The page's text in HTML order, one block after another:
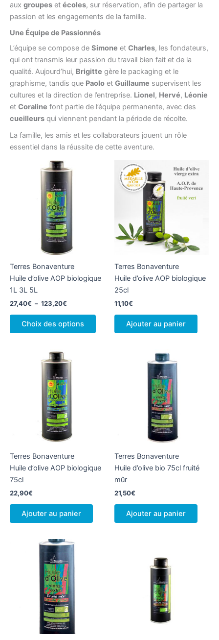
aux groupes et écoles, sur réservation, afin de partager la
passion et les engagements de la famille.
Une Équipe de Passionnés
L’équipe se compose de Simone et Charles, les fondateurs,
qui ont transmis leur passion du travail bien fait et de la
qualité. Aujourd’hui, Brigitte gère le packaging et le
graphisme, tandis que Paolo et Guillaume supervisent les
cultures et la direction de l’entreprise. Lionel, Hervé, Léonie
et Coraline font partie de l’équipe permanente, avec des
cueilleurs qui viennent pendant la période de récolte.
La famille, les amis et les collaborateurs jouent un rôle
essentiel dans la réussite de cette aventure.
Terres Bonaventure
Huile d’olive AOP biologique
1L 3L 5L
27,40€ – 123,20€
prix :
27,40€
Choix des options
Ce
du
produit
Terres Bonaventure
Huile d’olive AOP biologique
25cl
11,10€
Ajouter au panier
Terres Bonaventure
Huile d’olive AOP biologique
75cl
22,90€
Ajouter au panier
Terres Bonaventure
Huile d’olive bio 75cl fruité
mûr
21,50€
Ajouter au panier